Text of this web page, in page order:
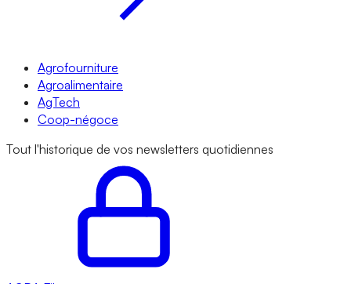
Agrofourniture
Agroalimentaire
AgTech
Coop-négoce
Tout l'historique de vos newsletters quotidiennes